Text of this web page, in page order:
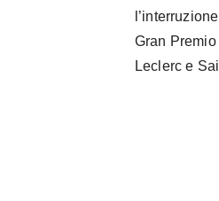
Gran
Leclerc e